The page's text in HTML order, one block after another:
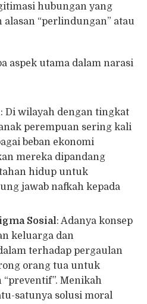
hubungan yang
“perlindungan” atau
aspek utama dalam narasi
: Di wilayah dengan tingkat
perempuan sering kali
beban ekonomi
mereka dipandang
hidup untuk
jawab nafkah kepada
Sosial: Adanya konsep
keluarga dan
terhadap pergaulan
orang tua untuk
Menikah
satunya solusi moral